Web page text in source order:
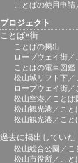
ことばの使用申請
プロジェクト
ことば×街
ことばの掲出
ロープウェイ街
ことばの電車図鑑
松山城リフト下／
ロープウェイ街
松山空港／ことば
松山観光港／こと
松山観光港／こと
過去に掲出していた
松山総合公園／こ
松山市役所／こと